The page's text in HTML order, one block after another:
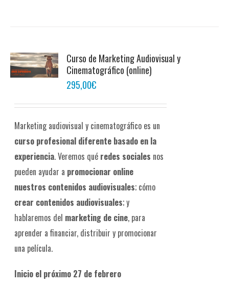
Curso de Marketing Audiovisual y
Cinematográfico (online)
295,00€
Marketing audiovisual y cinematográfico es un
curso profesional diferente basado en la
experiencia. Veremos qué redes sociales nos
pueden ayudar a promocionar online
nuestros contenidos audiovisuales; cómo
crear contenidos audiovisuales; y
hablaremos del marketing de cine, para
aprender a financiar, distribuir y promocionar
una película.
Inicio el próximo 27 de febrero